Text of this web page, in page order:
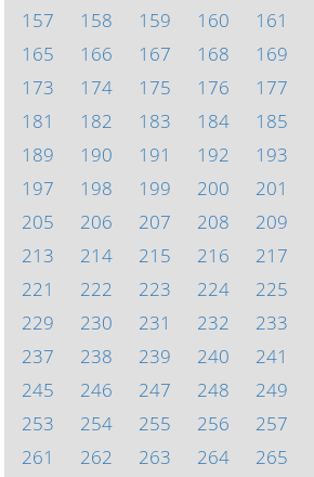
157
158 159 160 161
165
166 167 168 169
173
174 175 176 177
181
182 183 184 185
189
190 191 192 193
197
198 199 200 201
205
206 207 208 209
213
214 215 216 217
221
222 223 224 225
229
230 231 232 233
237
238 239 240 241
245
246 247 248 249
253
254 255 256 257
261
262 263 264 265